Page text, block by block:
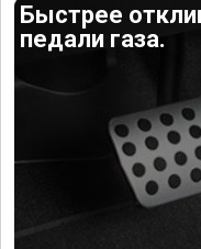
Быстрее
педали газа.